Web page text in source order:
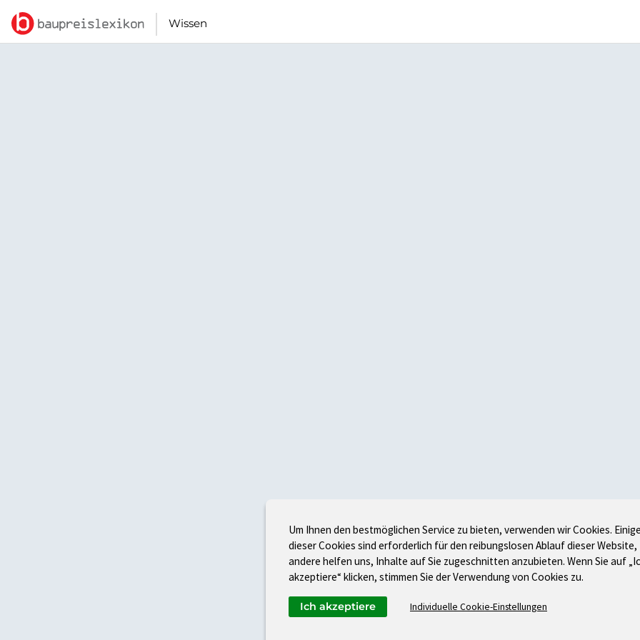
Wissen
Um Ihnen den bestmöglichen Service zu bieten, verwenden wir Cookies.
dieser Cookies sind erforderlich für den reibungslosen Ablauf dieser Website,
andere helfen uns, Inhalte auf Sie zugeschnitten anzubieten. Wenn Sie auf
akzeptiere“ klicken, stimmen Sie der Verwendung von Cookies zu.
Individuelle Cookie-Einstellungen
Ich akzeptiere